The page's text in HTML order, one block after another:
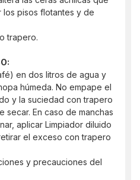
los pisos flotantes y de
trapero.
en dos litros de agua y
húmeda. No empape el
y la suciedad con trapero
secar. En caso de manchas
aplicar Limpiador diluido
el exceso con trapero
y precauciones del